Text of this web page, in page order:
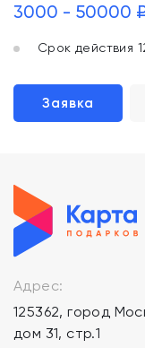
3000 - 50000
Срок действия
Заявка
Адрес:
125362, город
дом 31, стр.1